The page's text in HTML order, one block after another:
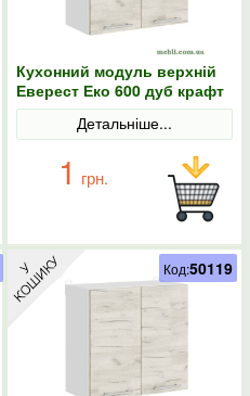
Кухонний модуль верхній
Еверест Еко 600 дуб крафт
білий/білий 60х30х58
Детальніше...
1 грн.
Код:50119